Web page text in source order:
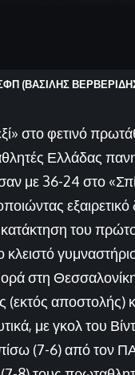
(ΒΑΣΙΛΗΣ
στο φετινό
Ελλάδας
με 36-24 στο
του
κλειστό
στη
(εκτός
με γκολ του
(7-6) από τον